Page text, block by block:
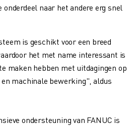
naar het andere erg snel
is geschikt voor een breed
het met name interessant is
maken hebben met uitdagingen op
machinale bewerking", aldus
ondersteuning van FANUC is